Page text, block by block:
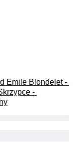
Emile Blondelet -
-